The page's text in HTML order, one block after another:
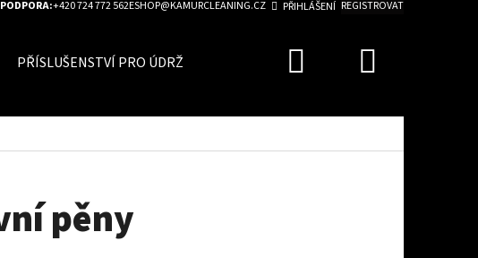
+420 724 772 562ESHOP@KAMURCLEANING.CZ PŘIHLÁŠENÍ REGISTROVAT
PŘÍSLUŠENSTVÍ PRO ÚDRŽBU AUTA Hledat
pěny